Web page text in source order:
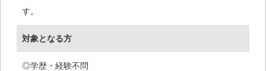
す。
対象となる方
◎学歴・経験不問